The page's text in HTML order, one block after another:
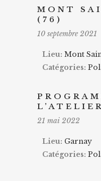
MONT
(76)
10 septembre 2021
Lieu: Mont
Catégories:
21 mai 2022
Lieu: Garnay
Catégories: